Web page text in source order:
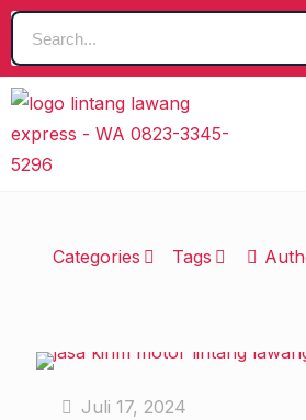
Categories Tags
Juli 17, 2024